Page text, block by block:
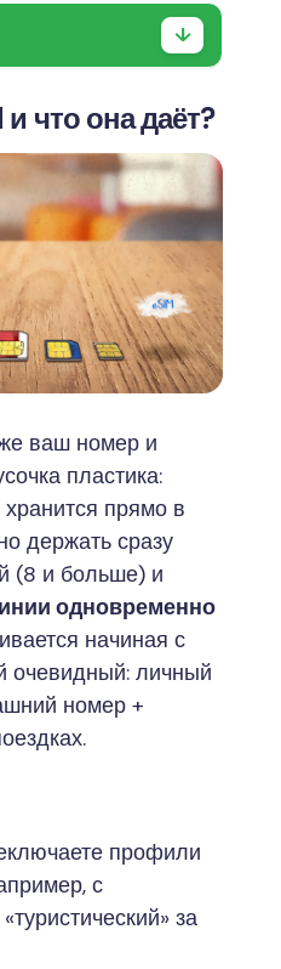
и что она даёт?
ваш номер и
пластика:
прямо в
держать сразу
(8 и больше) и
одновременно
начиная с
очевидный: личный
номер +
профили
с
за